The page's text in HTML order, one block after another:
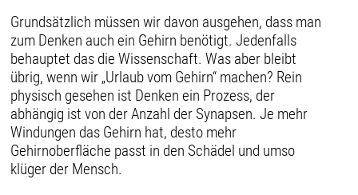
Grundsätzlich müssen wir davon ausgehen, dass man
zum Denken auch ein Gehirn benötigt. Jedenfalls
behauptet das die Wissenschaft. Was aber bleibt
übrig, wenn wir „Urlaub vom Gehirn“ machen? Rein
physisch gesehen ist Denken ein Prozess, der
abhängig ist von der Anzahl der Synapsen. Je mehr
Windungen das Gehirn hat, desto mehr
Gehirnoberfläche passt in den Schädel und umso
klüger der Mensch.